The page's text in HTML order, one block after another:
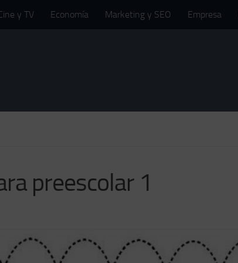
y TV Economía Marketing y SEO Empresa
preescolar 1